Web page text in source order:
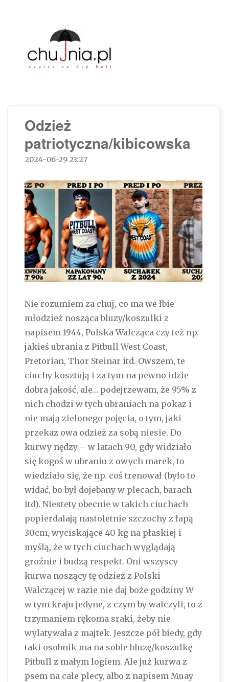
Odzież
patriotyczna/kibicowska
2024-06-29 23:27
Nie rozumiem za chuj, co ma we łbie
młodzież nosząca bluzy/koszulki z
napisem 1944, Polska Walcząca czy też np.
jakieś ubrania z Pitbull West Coast,
Pretorian, Thor Steinar itd. Owszem, te
ciuchy kosztują i za tym na pewno idzie
dobra jakość, ale… podejrzewam, że 95% z
nich chodzi w tych ubraniach na pokaz i
nie mają zielonego pojęcia, o tym, jaki
przekaz owa odzież za sobą niesie. Do
kurwy nędzy – w latach 90, gdy widziało
się kogoś w ubraniu z owych marek, to
wiedziało się, że np. coś trenował (było to
widać, bo był dojebany w plecach, barach
itd). Niestety obecnie w takich ciuchach
popierdalają nastoletnie szczochy z łapą
30cm, wyciskające 40 kg na płaskiej i
myślą, że w tych ciuchach wyglądają
groźnie i budzą respekt. Oni wszyscy
kurwa noszący tę odzież z Polski
Walczącej w razie nie daj boże godziny W
w tym kraju jedyne, z czym by walczyli, to z
trzymaniem rękoma sraki, żeby nie
wylatywała z majtek. Jeszcze pół biedy, gdy
taki osobnik ma na sobie bluzę/koszulkę
Pitbull z małym logiem. Ale już kurwa z
psem na całe plecy, albo z napisem Muay